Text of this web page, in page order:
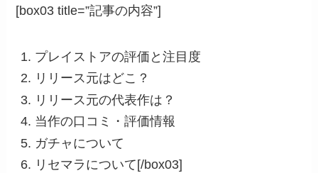
[box03 title=”記事の内容”]
プレイストアの評価と注目度
リリース元はどこ？
リリース元の代表作は？
当作の口コミ・評価情報
ガチャについて
リセマラについて[/box03]